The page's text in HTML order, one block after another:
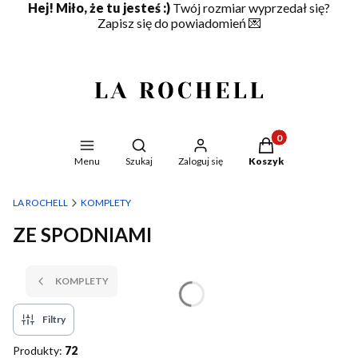
Hej! Miło, że tu jesteś :) Twój rozmiar wyprzedał się?
Zapisz się do powiadomień 💌
Menu
Otwórz wyszukiwarkę
Szukaj Zaloguj się
Produkty w
Koszyk
LA ROCHELL KOMPLETY
ZE SPODNIAMI
KOMPLETY
Filtry
Produkty: 72